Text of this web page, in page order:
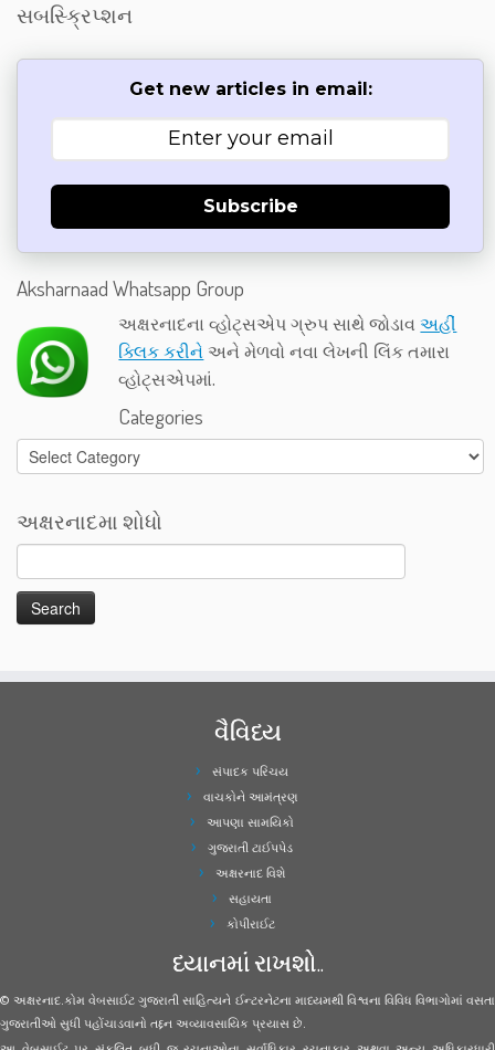
સબસ્ક્રિપ્શન
Get new articles in email:
Subscribe
Aksharnaad Whatsapp Group
અક્ષરનાદના વ્હોટ્સએપ ગ્રુપ સાથે જોડાવઅહીં
ક્લિક કરીને અને મેળવો નવા લેખની લિંક તમારા
વ્હોટ્સએપમાં.
Categories
Categories
અક્ષરનાદમા શોધો
વૈવિધ્ય
સંપાદક પરિચય
વાચકોને આમંત્રણ
આપણા સામયિકો
ગુજરાતી ટાઈપપેડ
અક્ષરનાદ વિશે
સહાયતા
કોપીરાઈટ
ધ્યાનમાં રાખશો..
© અક્ષરનાદ.કોમ વેબસાઈટ ગુજરાતી સાહિત્યને ઈન્ટરનેટના માધ્યમથી વિશ્વના વિવિધ વિભાગોમાં વસતા
ગુજરાતીઓ સુધી પહોંચાડવાનો તદ્દન અવ્યાવસાયિક પ્રયાસ છે.